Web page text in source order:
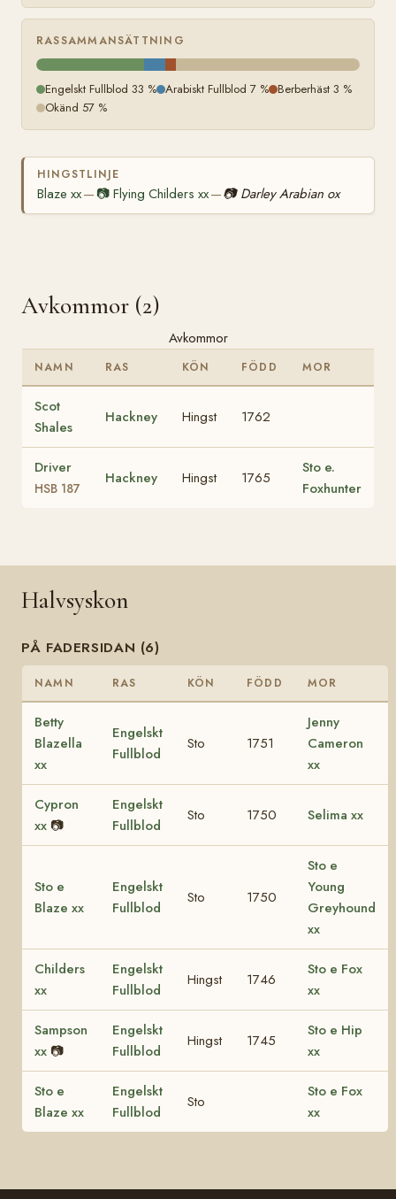
RASSAMMANSÄTTNING
Engelskt Fullblod 33 % Arabiskt Fullblod 7 % Berberhäst 3 %
Okänd 57 %
HINGSTLINJE
Blaze xx— 📷Flying Childers xx—📷 Darley Arabian ox
Avkommor (2)
Avkommor
NAMN RAS KÖN FÖDD MOR
Scot
Shales
Hackney Hingst 1762
Driver
HSB 187
Hackney Hingst 1765
Sto e.
Foxhunter
Halvsyskon
PÅ FADERSIDAN (6)
NAMN RAS KÖN FÖDD MOR
Betty
Blazella
xx
Engelskt
Fullblod
Sto 1751
Jenny
Cameron
xx
Cypron
xx 📷
Engelskt
Fullblod
Sto 1750 Selima xx
Sto e
Blaze xx
Engelskt
Fullblod
Sto 1750
Sto e
Young
Greyhound
xx
Childers
xx
Engelskt
Fullblod
Hingst 1746
Sto e Fox
xx
Sampson
xx 📷
Engelskt
Fullblod
Hingst 1745
Sto e Hip
xx
Sto e
Blaze xx
Engelskt
Fullblod
Sto
Sto e Fox
xx